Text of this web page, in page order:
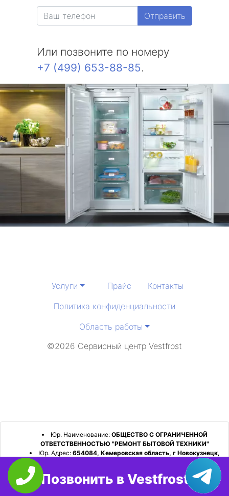
Отправить
Или позвоните по номеру
+7 (499) 653-88-85.
Услуги Прайс
Контакты
Политика конфиденциальности
Область работы
©2026 Сервисный центр Vestfrost
Юр. Наименование: ОБЩЕСТВО С ОГРАНИЧЕННОЙ
ОТВЕТСТВЕННОСТЬЮ "РЕМОНТ БЫТОВОЙ ТЕХНИКИ"
Юр. Адрес: 654084, Кемеровская область, г Новокузнецк,
р-н Орджоникидзевский, пр-кт Шахтеров, д. 31, кв. 2
ИНН:4253052180 ОГРН:1224200006128
Позвонить в Vestfrost